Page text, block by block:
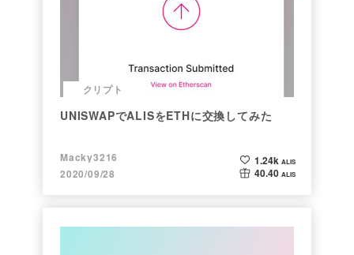
クリプト
UNISWAPでALISをETHに交換してみた
Macky3216
2020/09/28
1.24k ALIS
40.40 ALIS